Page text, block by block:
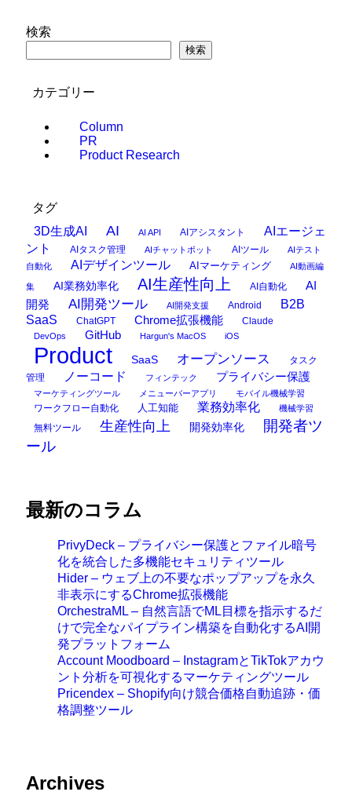
検索
検索
カテゴリー
Column
PR
Product Research
タグ
3D生成AI AI AI API AIアシスタント
AIエージェ
ント
AIタスク管理 AIチャットボット AIツール
AIテスト
自動化
AIデザインツール AIマーケティング AI動画編
集 AI業務効率化 AI生産性向上 AI自動化
AI
開発
AI開発ツール AI開発支援 Android
B2B
SaaS
ChatGPT Chrome拡張機能 Claude
DevOps GitHub Hargun's MacOS iOS
Product SaaS オープンソース
タスク
管理
ノーコード フィンテック プライバシー保護
マーケティングツール メニューバーアプリ モバイル機械学習
ワークフロー自動化 人工知能 業務効率化 機械学習
無料ツール 生産性向上 開発効率化
開発者ツ
ール
最新のコラム
PrivyDeck – プライバシー保護とファイル暗号
化を統合した多機能セキュリティツール
Hider – ウェブ上の不要なポップアップを永久
非表示にするChrome拡張機能
OrchestraML – 自然言語でML目標を指示するだ
けで完全なパイプライン構築を自動化するAI開
発プラットフォーム
Account Moodboard – InstagramとTikTokアカウ
ント分析を可視化するマーケティングツール
Pricendex – Shopify向け競合価格自動追跡・価
格調整ツール
Archives